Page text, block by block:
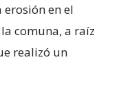
erosión en el
comuna, a raíz
realizó un